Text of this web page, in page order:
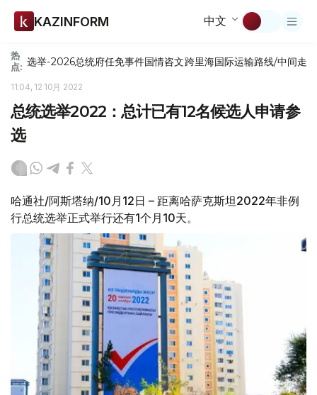
KAZINFORM 中文
热
点: 选举-2026总统府任免事件国情咨文跨里海国际运输路线/中间走廊
11:04, 12 10月 2022
总统选举2022：总计已有12名候选人申请参
选
哈通社/阿斯塔纳/10月12日 – 距离哈萨克斯坦2022年非例
行总统选举正式举行还有1个月10天。